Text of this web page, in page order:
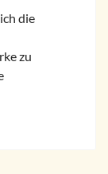
die
zu